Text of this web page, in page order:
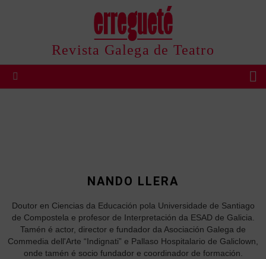
Revista Galega de Teatro
NANDO LLERA
Doutor en Ciencias da Educación pola Universidade de Santiago
de Compostela e profesor de Interpretación da ESAD de Galicia.
Tamén é actor, director e fundador da Asociación Galega de
Commedia dell'Arte “Indignati” e Pallaso Hospitalario de Galiclown,
onde tamén é socio fundador e coordinador de formación.